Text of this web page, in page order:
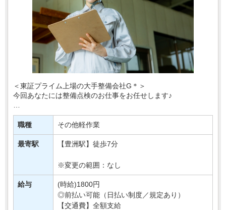
＜東証プライム上場の大手整備会社G＊＞
今回あなたには整備点検のお仕事をお任せします♪
具体的には…
冷暖房や電気のON・OFFの確認や
正常な温度設定になっているかの確認など＊
職種 その他軽作業
最寄駅 【豊洲駅】徒歩7分
※変更の範囲：なし
給与
(時給)1800円
◎前払い可能（日払い制度／規定あり）
【交通費】全額支給